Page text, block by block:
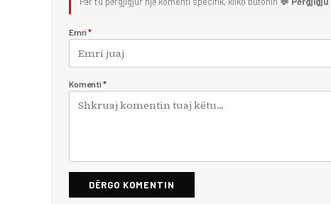
Emri *
Komenti *
DËRGO KOMENTIN